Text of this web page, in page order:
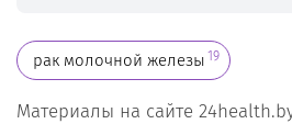
рак молочной железы 19
Материалы на сайте